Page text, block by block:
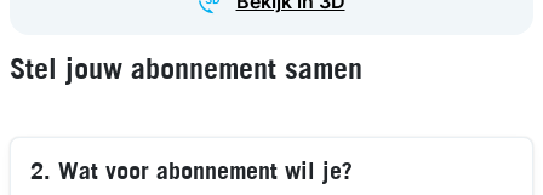
Stel jouw abonnement samen
2. Wat voor abonnement wil je?